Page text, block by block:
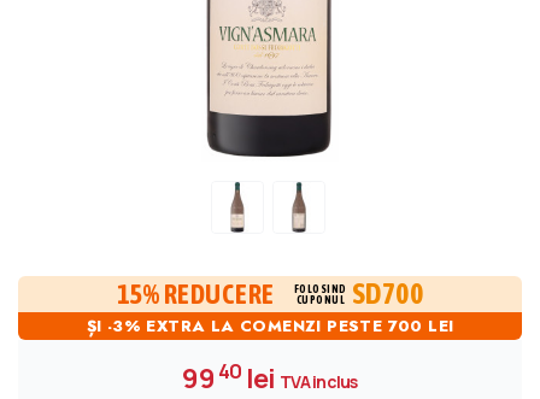
15% REDUCERE
FOLOSIND
CUPONUL
SD700
ȘI -3% EXTRA LA COMENZI PESTE 700 LEI
99 40 lei TVA inclus